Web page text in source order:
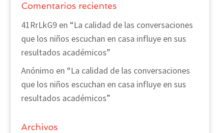
Comentarios recientes
41RrLkG9en “La calidad de las conversaciones
que los niños escuchan en casa influye en sus
resultados académicos”
Anónimo en “La calidad de las conversaciones
que los niños escuchan en casa influye en sus
resultados académicos”
Archivos